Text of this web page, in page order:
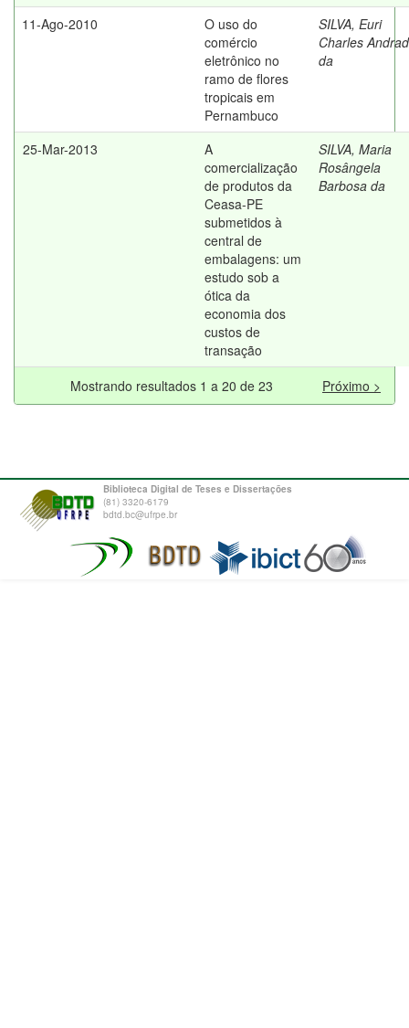
11-Ago-2010
O uso do
comércio
eletrônico no
ramo de flores
tropicais em
Pernambuco
SILVA, Euri
Charles
da
25-Mar-2013
A
comercialização
de produtos da
Ceasa-PE
submetidos à
central de
embalagens: um
estudo sob a
ótica da
economia dos
custos de
transação
SILVA, Maria
Rosângela
Barbosa da
Mostrando resultados 1 a 20 de 23 Próximo >
Biblioteca Digital de Teses e Dissertações
(81) 3320-6179
bdtd.bc@ufrpe.br